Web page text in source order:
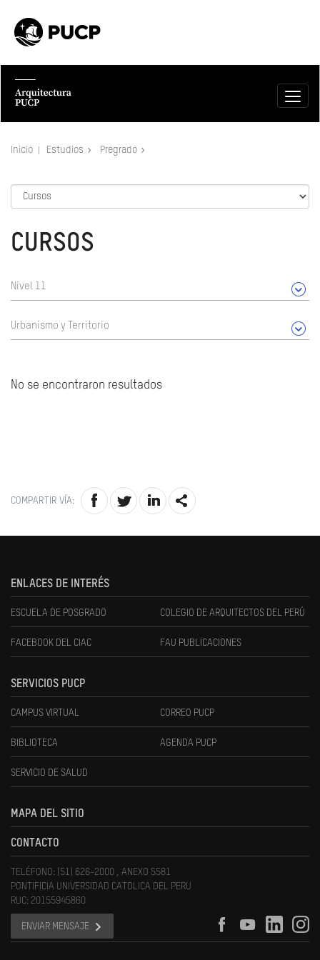
Inicio Estudios Pregrado
CURSOS
Nivel 11
Urbanismo y Territorio
No se encontraron resultados
COMPARTIR VÍA:
ENLACES DE INTERÉS
ESCUELA DE POSGRADO COLEGIO DE ARQUITECTOS DEL PERÚ
FACEBOOK DEL CIAC FAU PUBLICACIONES
SERVICIOS PUCP
CAMPUS VIRTUAL CORREO PUCP
BIBLIOTECA AGENDA PUCP
SERVICIO DE SALUD
MAPA DEL SITIO
CONTACTO
TELÉFONO: (51) 626-2000 , ANEXO 5581
PONTIFICIA UNIVERSIDAD CATOLICA DEL PERU
RUC: 20155945860
ENVIAR MENSAJE